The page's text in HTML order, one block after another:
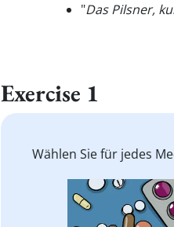
"Das Pilsner,
Exercise 1
Wählen Sie für jedes